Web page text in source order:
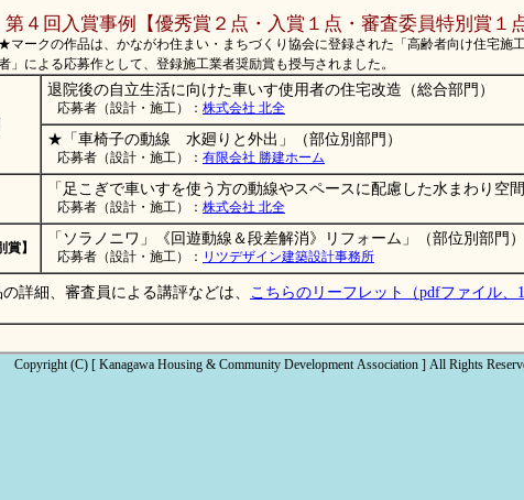
第４回入賞事例【優秀賞２点・入賞１点・審査委員特別賞１点
★マークの作品は、かながわ住まい・まちづくり協会に登録された「高齢者向け住宅施
」による応募作として、登録施工業者奨励賞も授与されました。
退院後の自立生活に向けた車いす使用者の住宅改造（総合部門）
応募者（設計・施工）： 株式会社 北全
★「車椅子の動線 水廻りと外出」（部位別部門）
応募者（設計・施工）： 有限会社 勝建ホーム
「足こぎで車いすを使う方の動線やスペースに配慮した水まわり空
応募者（設計・施工）： 株式会社 北全
賞】
「ソラノニワ」《回遊動線＆段差解消》リフォーム」（部位別部門）
応募者（設計・施工）： リツデザイン建築設計事務所
の詳細、審査員による講評などは、 こちらのリーフレット（pdfファイル、
Copyright (C) [ Kanagawa Housing & Community Development Association ] All Rights